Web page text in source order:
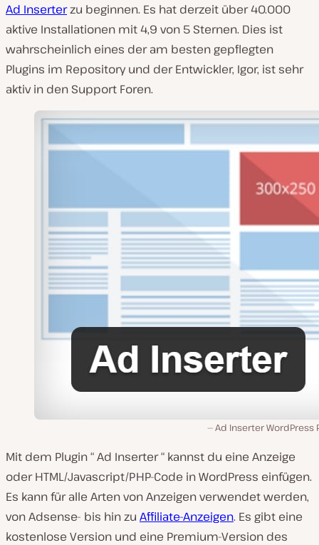
Ad Inserterzu beginnen. Es hat derzeit über 40.000
aktive Installationen mit 4,9 von 5 Sternen. Dies ist
wahrscheinlich eines der am besten gepflegten
Plugins im Repository und der Entwickler, Igor, ist sehr
aktiv in den Support Foren.
Ad Inserter WordPress
Mit dem Plugin “ Ad Inserter “ kannst du eine Anzeige
oder HTML/Javascript/PHP-Code in WordPress einfügen.
Es kann für alle Arten von Anzeigen verwendet werden,
von Adsense- bis hin zu Affiliate-Anzeigen. Es gibt eine
kostenlose Version und eine Premium-Version des